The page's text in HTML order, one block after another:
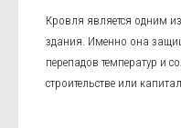
Кровля является одним
здания. Именно она
перепадов температур и
строительстве или